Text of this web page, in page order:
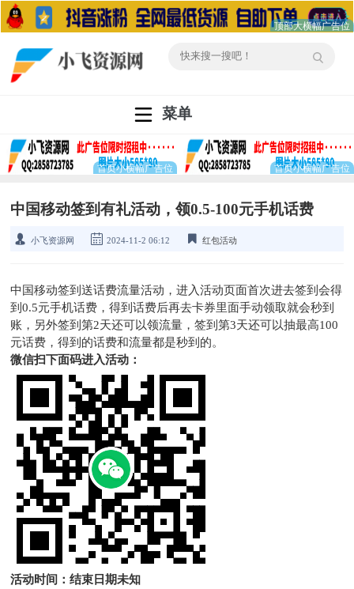
菜单
中国移动签到有礼活动，领0.5-100元手机话费
小飞资源网 2024-11-2 06:12 红包活动
中国移动签到送话费流量活动，进入活动页面首次进去签到会得
到0.5元手机话费，得到话费后再去卡券里面手动领取就会秒到
账，另外签到第2天还可以领流量，签到第3天还可以抽最高100
元话费，得到的话费和流量都是秒到的。
微信扫下面码进入活动：
活动时间：结束日期未知